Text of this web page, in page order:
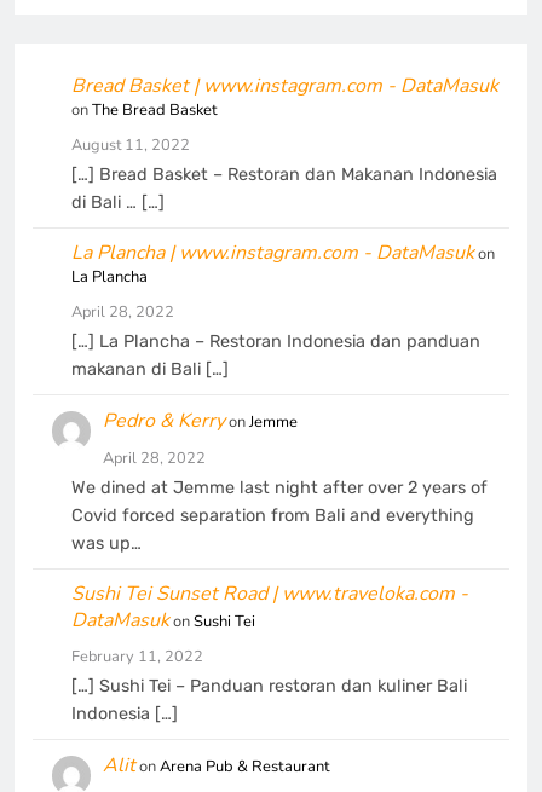
Bread Basket | www.instagram.com - DataMasuk
onThe Bread Basket
August 11, 2022
[…] Bread Basket – Restoran dan Makanan Indonesia
di Bali … […]
La Plancha | www.instagram.com - DataMasukon
La Plancha
April 28, 2022
[…] La Plancha – Restoran Indonesia dan panduan
makanan di Bali […]
Pedro & KerryonJemme
April 28, 2022
We dined at Jemme last night after over 2 years of
Covid forced separation from Bali and everything
was up…
Sushi Tei Sunset Road | www.traveloka.com -
DataMasukonSushi Tei
February 11, 2022
[…] Sushi Tei – Panduan restoran dan kuliner Bali
Indonesia […]
AlitonArena Pub & Restaurant